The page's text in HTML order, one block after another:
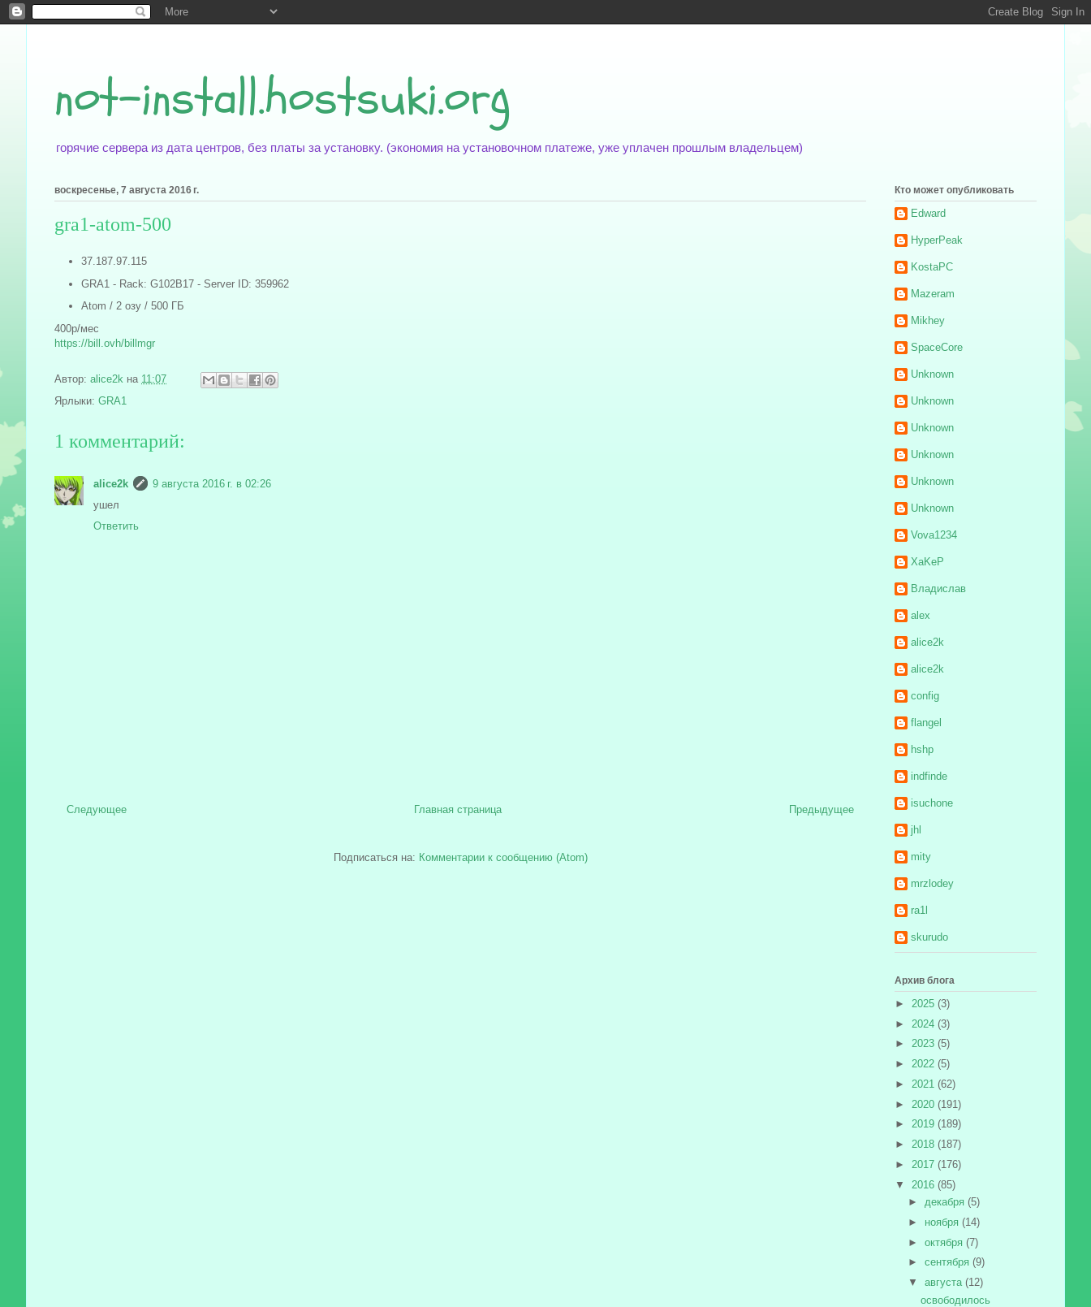
not-install.hostsuki.org
горячие сервера из дата центров, без платы за установку. (экономия на установочном платеже, уже уплачен прошлым владельцем)
воскресенье, 7 августа 2016 г.
gra1-atom-500
37.187.97.115
GRA1 - Rack: G102B17 - Server ID: 359962
Atom / 2 озу / 500 ГБ
400р/мес
https://bill.ovh/billmgr
Автор: alice2k на 11:07
Ярлыки: GRA1
1 комментарий:
alice2k
9 августа 2016 г. в 02:26
ушел
Ответить
Следующее Предыдущее
Главная страница
Подписаться на: Комментарии к сообщению (Atom)
Кто может опубликовать
Edward
HyperPeak
KostaPC
Mazeram
Mikhey
SpaceCore
Unknown
Unknown
Unknown
Unknown
Unknown
Unknown
Vova1234
XaKeP
Владислав
alex
alice2k
alice2k
config
flangel
hshp
indfinde
isuchone
jhl
mity
mrzlodey
ra1l
skurudo
Архив блога
► 2025 (3)
► 2024 (3)
► 2023 (5)
► 2022 (5)
► 2021 (62)
► 2020 (191)
► 2019 (189)
► 2018 (187)
► 2017 (176)
▼ 2016 (85)
► декабря (5)
► ноября (14)
► октября (7)
► сентября (9)
▼ августа (12)
освободилось